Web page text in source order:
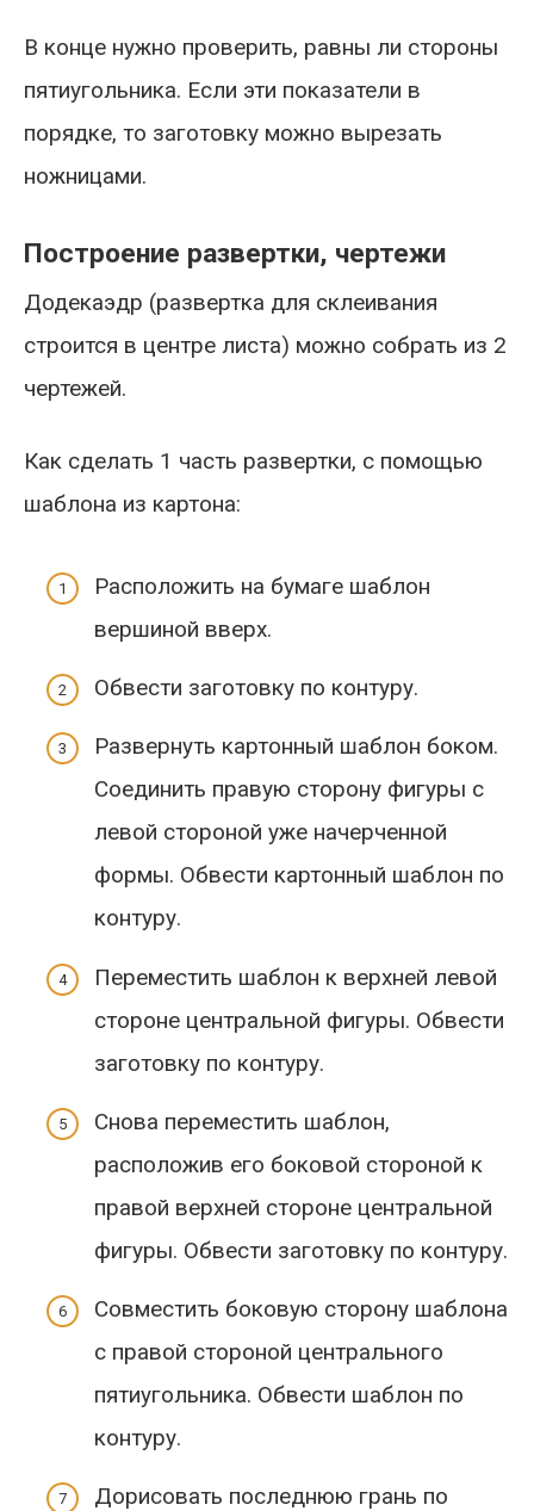
В конце нужно проверить, равны ли стороны
пятиугольника. Если эти показатели в
порядке, то заготовку можно вырезать
ножницами.
Построение развертки, чертежи
Додекаэдр (развертка для склеивания
строится в центре листа) можно собрать из 2
чертежей.
Как сделать 1 часть развертки, с помощью
шаблона из картона:
Расположить на бумаге шаблон
вершиной вверх.
Обвести заготовку по контуру.
Развернуть картонный шаблон боком.
Соединить правую сторону фигуры с
левой стороной уже начерченной
формы. Обвести картонный шаблон по
контуру.
Переместить шаблон к верхней левой
стороне центральной фигуры. Обвести
заготовку по контуру.
Снова переместить шаблон,
расположив его боковой стороной к
правой верхней стороне центральной
фигуры. Обвести заготовку по контуру.
Совместить боковую сторону шаблона
с правой стороной центрального
пятиугольника. Обвести шаблон по
контуру.
Дорисовать последнюю грань по